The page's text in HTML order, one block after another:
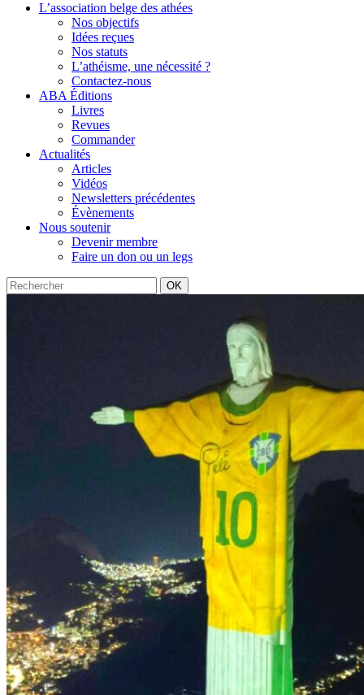
L’association belge des athées
Nos objectifs
Idées reçues
Nos statuts
L’athéisme, une nécessité ?
Contactez-nous
ABA Éditions
Livres
Revues
Commander
Actualités
Articles
Vidéos
Newsletters précédentes
Évènements
Nous soutenir
Devenir membre
Faire un don ou un legs
OK